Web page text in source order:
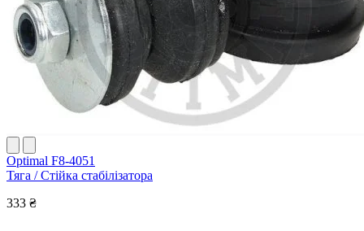
Optimal F8-4051
Тяга / Стійка стабілізатора
333 ₴